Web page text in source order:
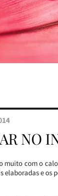
NO
muito com o
e os